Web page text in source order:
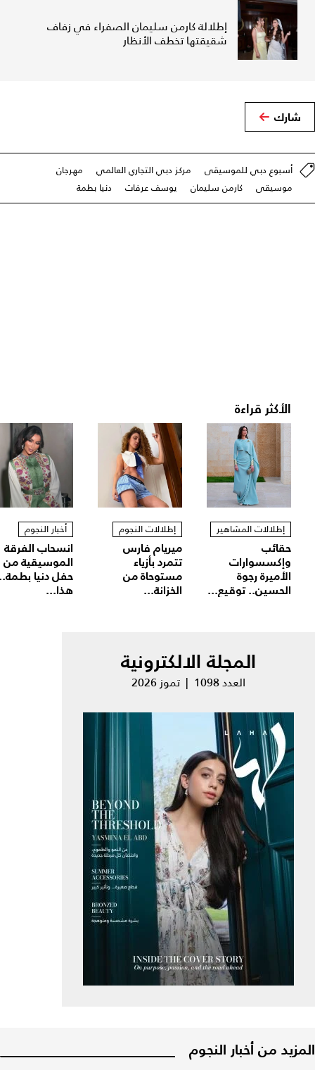
إطلالة كارمن سليمان الصفراء في زفاف
شقيقتها تخطف الأنظار
شارك
أسبوع دبي للموسيقى مركز دبي التجاري العالمي
مهرجان
موسيقى
كارمن سليمان يوسف عرفات دنيا بطمة
الأكثر قراءة
إطلالات المشاهير
حقائب
وإكسسوارات
الأميرة رجوة
الحسين.. توقيع...
إطلالات النجوم
ميريام فارس
تتمرد بأزياء
مستوحاة من
الخزانة...
أخبار النجوم
انسحاب الفرقة
الموسيقية من
حفل دنيا
هذا...
المجلة الالكترونية
العدد 1098 | تموز 2026
المزيد من أخبار النجوم